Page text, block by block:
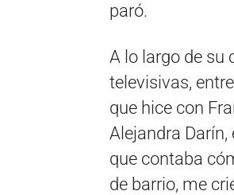
paró.
A lo largo de su
televisivas,
que hice con
Alejandra
que contaba
de barrio, me